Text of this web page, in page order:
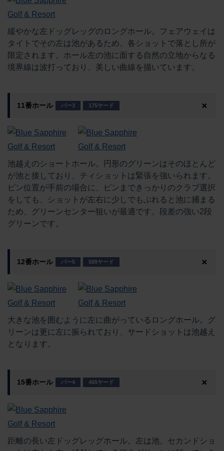
緩やかな左ドッグレッグのロングホール。フェアウェイは
タイトでその左は池があるため、各ショットで落とし所が
限定されます。ホール左の池に面する自然の立地からなる
境界線は波打っており、美しい曲線を描いています。
11番ホール パー3 175ヤード
池越えのショートホール。円形のグリーンはそのほとんど
が池と接しており、ティショットは緊張を強いられます。
ピン位置が手前の場合に、ピンまできっかりのクラブ選択
をしても、ショットが左右に少しでもぶれると池に捕まる
ため、グリーンセンター狙いが最適です。段差の強い2段
グリーンです。
12番ホール パー5 589ヤード
大きな池を囲むように左に曲がっているロングホール。グ
リーンは更に左に振られており、サードショットは池越え
となります。
15番ホール パー4 465ヤード
距離の長い左ドッグレッグホール。左は池。セカンドショ